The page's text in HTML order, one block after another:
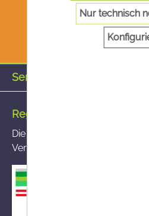
Service-Hotline
Registrierte
Die von Ihnen aufgerufene
Versandapothekenregister des
Nur technisch